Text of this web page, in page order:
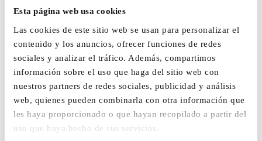
Esta página web usa cookies
Las cookies de este sitio web se usan para personalizar el
contenido y los anuncios, ofrecer funciones de redes
sociales y analizar el tráfico. Además, compartimos
información sobre el uso que haga del sitio web con
nuestros partners de redes sociales, publicidad y análisis
web, quienes pueden combinarla con otra información que
les haya proporcionado o que hayan recopilado a partir del
uso que haya hecho de sus servicios.